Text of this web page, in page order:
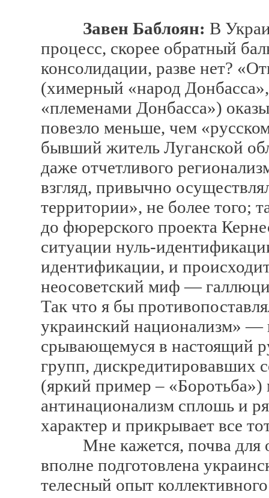
Завен Баблоян: В
процесс, скорее обратный
консолидации, разве нет?
(химерный «народ Донбасса»,
«племенами Донбасса»)
повезло меньше, чем
бывший житель Луганской
даже отчетливого
взгляд, привычно
территории», не более того;
до фюрерского проекта
ситуации нуль-
идентификации, и
неосоветский миф —
Так что я бы
украинский национализм» —
срывающемуся в настоящий
групп, дискредитировавших
(яркий пример –
антинационализм сплошь и
характер и прикрывает все
Мне кажется, почва для
вполне подготовлена
телесный опыт